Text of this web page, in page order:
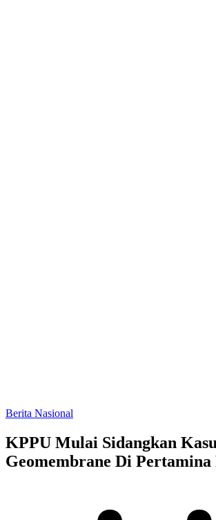
Berita Nasional
KPPU Mulai Sidangkan
Geomembrane Di